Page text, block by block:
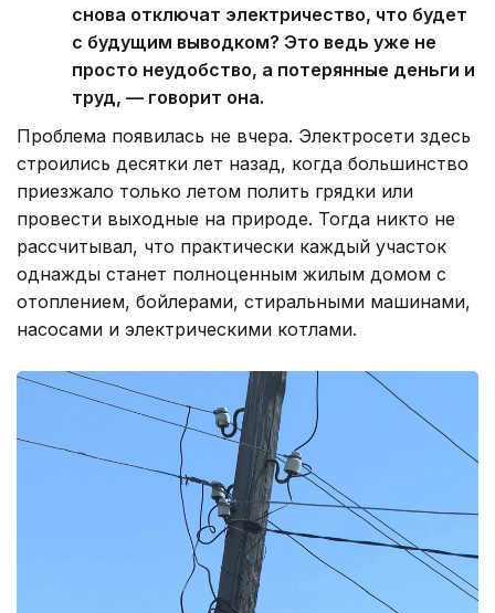
снова отключат электричество, что будет
с будущим выводком? Это ведь уже не
просто неудобство, а потерянные деньги и
труд, — говорит она.
Проблема появилась не вчера. Электросети здесь
строились десятки лет назад, когда большинство
приезжало только летом полить грядки или
провести выходные на природе. Тогда никто не
рассчитывал, что практически каждый участок
однажды станет полноценным жилым домом с
отоплением, бойлерами, стиральными машинами,
насосами и электрическими котлами.